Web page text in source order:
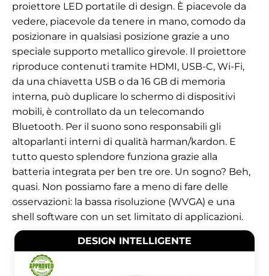
proiettore LED portatile di design. È piacevole da
vedere, piacevole da tenere in mano, comodo da
posizionare in qualsiasi posizione grazie a uno
speciale supporto metallico girevole. Il proiettore
riproduce contenuti tramite HDMI, USB-C, Wi-Fi,
da una chiavetta USB o da 16 GB di memoria
interna, può duplicare lo schermo di dispositivi
mobili, è controllato da un telecomando
Bluetooth. Per il suono sono responsabili gli
altoparlanti interni di qualità harman/kardon. E
tutto questo splendore funziona grazie alla
batteria integrata per ben tre ore. Un sogno? Beh,
quasi. Non possiamo fare a meno di fare delle
osservazioni: la bassa risoluzione (WVGA) e una
shell software con un set limitato di applicazioni.
DESIGN INTELLIGENTE